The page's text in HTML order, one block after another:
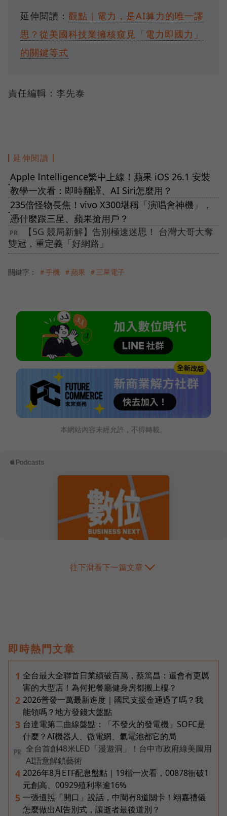
延伸閱讀： 觀點｜電力，是AI算力的唯一謬
思？從美國科技業擁核窺見「電力即國力」
的關鍵等式
責任編輯：李先泰
延伸閱讀
●
Apple Intelligence繁中上線！蘋果 iOS 26.1 安裝
教學一次看：即時翻譯、AI Siri怎麼用？
●
235倍怪物長焦！vivo X300堪稱「演唱會神機」，
憑什麼跟三星、蘋果搶用戶？
【5G 競局新解】告別極速迷思！ 台灣大哥大奪
雙冠，重定義「好網路」
關鍵字： ＃手機 ＃蘋果 ＃三星電子
本網站內容未經允許，不得轉載。
往下滑看下一篇文章
即時熱門文章
1 全台最大全聯首日業績破百萬，蔡篤昌：還會有更厲
害的大型店！為何把餐廳健身房都搬上樓？
2 2026普發一萬最新進度｜國民支援金通過了嗎？我
能領嗎？地方發錢大盤點
3 台達電第二曲線盤點：「不發火的發電機」SOFC是
什麼？AI機器人、微電網、氫電池都它的局
PR
全台首創48米LED「漫遊洞」！台中市政府綠美圖用
AI語意解鎖藝術
4 2026年8月ETF配息盤點｜19檔一次看，00878衝破1
元創高、00929殖利率逾16%
5 一張遺照「開口」說話，中間有8道關卡！翊嘉禮儀
怎麼做出AI告別式，讓逝者最後道別？